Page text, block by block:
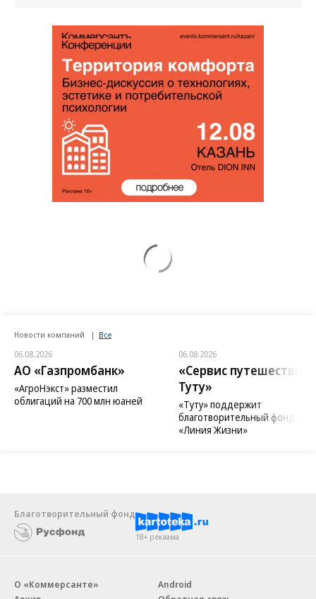
Новости компаний Все
06.08.2026
АО «Газпромбанк»
«АгроНэкст» разместил
облигаций на 700 млн юаней
06.08.2026
«Сервис путешествий
Туту»
«Туту» поддержит
благотворительный фонд
«Линия Жизни»
Благотворительный фонд
18+ реклама
О «Коммерсанте»
Android